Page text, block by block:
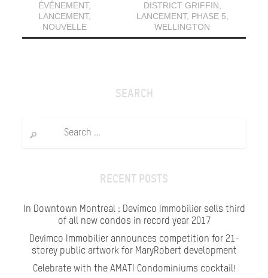
ÉVÉNEMENT,
LANCEMENT,
NOUVELLE
DISTRICT GRIFFIN
LANCEMENT, PHASE 5
WELLINGTON
SEARCH
RECENT POSTS
In Downtown Montreal : Devimco Immobilier sells third
of all new condos in record year 2017
Devimco Immobilier announces competition for 21-
storey public artwork for MaryRobert development
Celebrate with the AMATI Condominiums cocktail!